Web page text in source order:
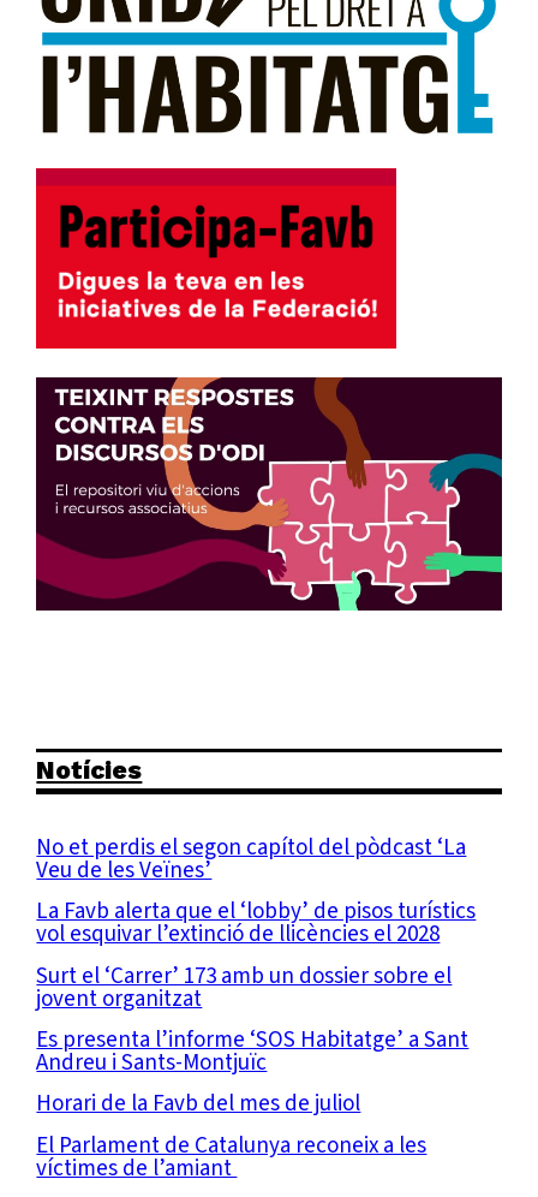
Notícies
No et perdis el segon capítol del pòdcast ‘La
Veu de les Veïnes’
La Favb alerta que el ‘lobby’ de pisos turístics
vol esquivar l’extinció de llicències el 2028
Surt el ‘Carrer’ 173 amb un dossier sobre el
jovent organitzat
Es presenta l’informe ‘SOS Habitatge’ a Sant
Andreu i Sants-Montjuïc
Horari de la Favb del mes de juliol
El Parlament de Catalunya reconeix a les
víctimes de l’amiant